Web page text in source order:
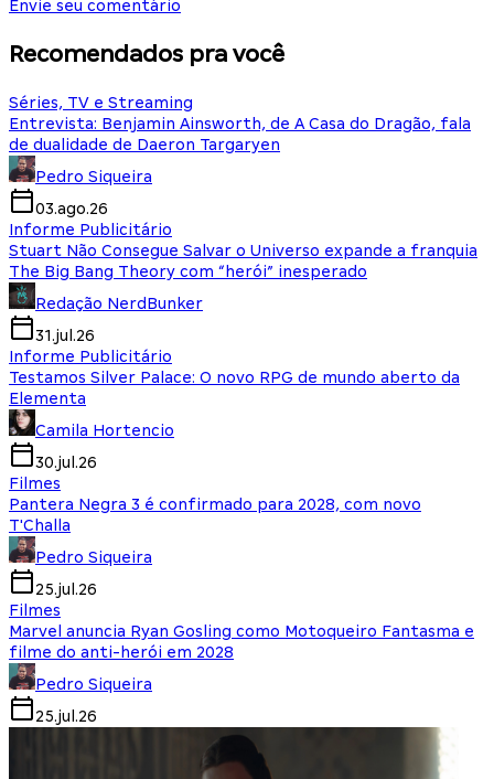
Envie seu comentário
Recomendados pra você
Séries, TV e Streaming
Entrevista: Benjamin Ainsworth, de A Casa do Dragão, fala
de dualidade de Daeron Targaryen
Pedro Siqueira
03.ago.26
Informe Publicitário
Stuart Não Consegue Salvar o Universo expande a franquia
The Big Bang Theory com “herói” inesperado
Redação NerdBunker
31.jul.26
Informe Publicitário
Testamos Silver Palace: O novo RPG de mundo aberto da
Elementa
Camila Hortencio
30.jul.26
Filmes
Pantera Negra 3 é confirmado para 2028, com novo
T'Challa
Pedro Siqueira
25.jul.26
Filmes
Marvel anuncia Ryan Gosling como Motoqueiro Fantasma e
filme do anti-herói em 2028
Pedro Siqueira
25.jul.26